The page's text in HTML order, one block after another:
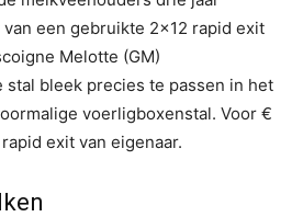
een gebruikte 2×12 rapid exit
Melotte (GM)
stal bleek precies te passen in het
voerligboxenstal. Voor €
exit van eigenaar.